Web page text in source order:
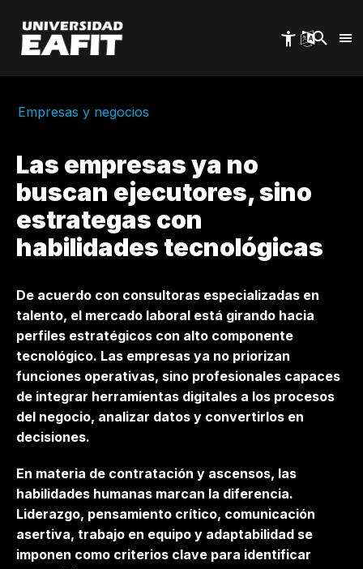
main
content
Empresas y negocios
Las empresas ya no
buscan ejecutores, sino
estrategas con
habilidades tecnológicas
De acuerdo con consultoras especializadas en
talento, el mercado laboral está girando hacia
perfiles estratégicos con alto componente
tecnológico. Las empresas ya no priorizan
funciones operativas, sino profesionales capaces
de integrar herramientas digitales a los procesos
del negocio, analizar datos y convertirlos en
decisiones.
En materia de contratación y ascensos, las
habilidades humanas marcan la diferencia.
Liderazgo, pensamiento crítico, comunicación
asertiva, trabajo en equipo y adaptabilidad se
imponen como criterios clave para identificar